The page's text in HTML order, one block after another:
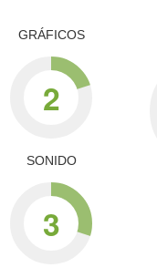
GRÁFICOS
2
SONIDO
3